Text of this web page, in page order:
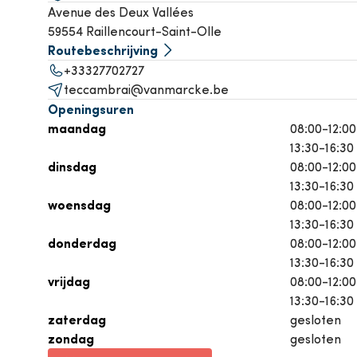
Airconditioning
Bekijk alle producten
Avenue des Deux Vallées
59554 Raillencourt-Saint-Olle
Routebeschrijving
+33327702727
teccambrai@vanmarcke.be
Openingsuren
maandag
08:00-12:00
13:30-16:30
dinsdag
08:00-12:00
13:30-16:30
woensdag
08:00-12:00
13:30-16:30
donderdag
08:00-12:00
13:30-16:30
vrijdag
08:00-12:00
13:30-16:30
zaterdag gesloten
zondag gesloten